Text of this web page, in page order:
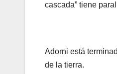
cascada” tiene
Adorni está
de la tierra.